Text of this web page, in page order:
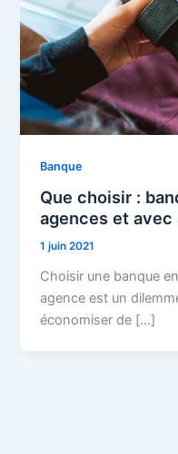
Banque
Que choisir :
agences et avec
1 juin 2021
Choisir une banque
agence est un
économiser de […]